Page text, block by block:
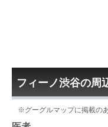
フィーノ渋谷の周
※グーグルマップに掲載の